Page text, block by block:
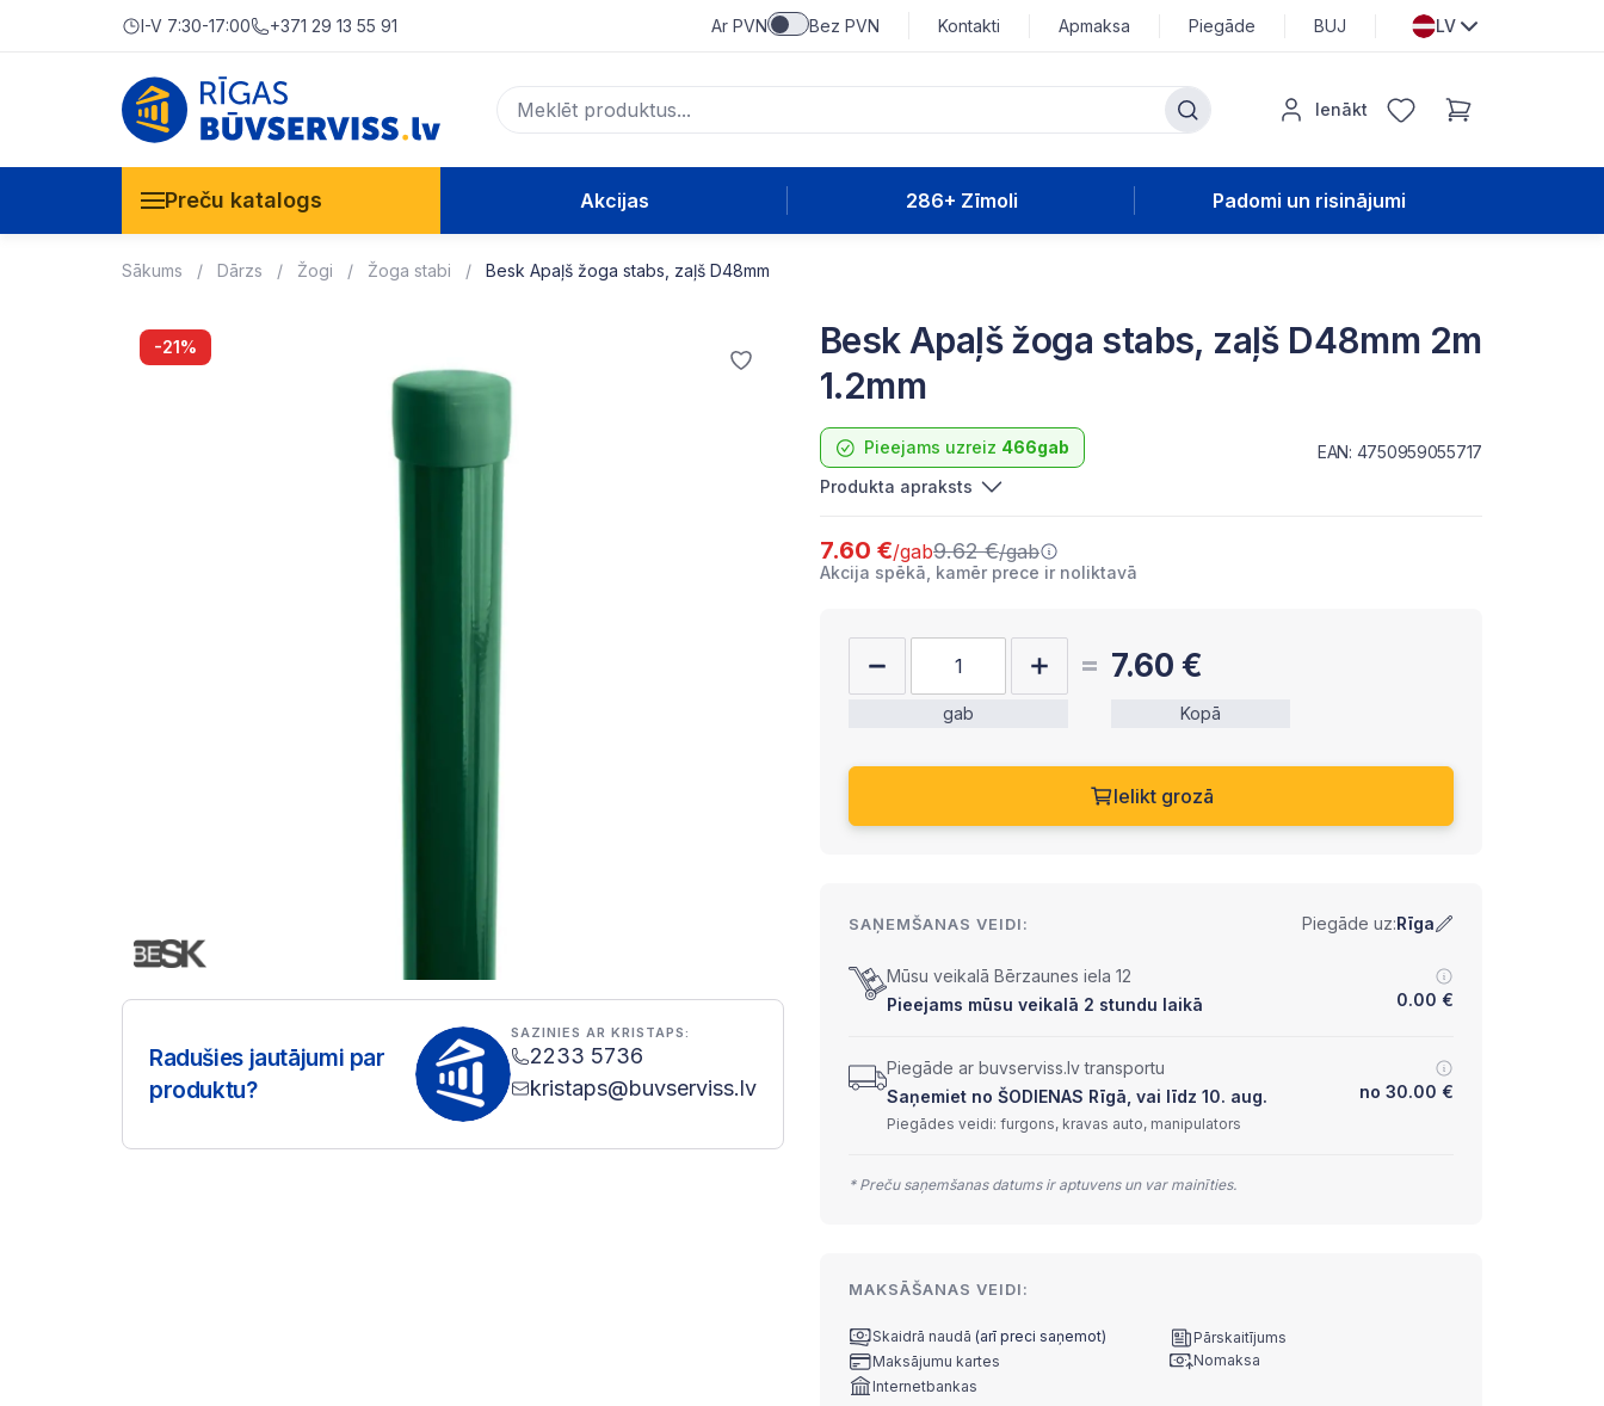
I-V 7:30-17:00 +371 29 13 55 91 Ar PVN Bez PVN Kontakti Apmaksa Piegāde BUJ LV
Ienākt
Preču katalogs Akcijas 286+ Zīmoli Padomi un risinājumi
Sākums Dārzs Žogi Žoga stabi Besk Apaļš žoga stabs, zaļš D48mm
-21%
Radušies jautājumi par
produktu?
SAZINIES AR KRISTAPS:
2233 5736
kristaps@buvserviss.lv
Besk Apaļš žoga stabs, zaļš D48mm 2m
1.2mm
Pieejams uzreiz 466gab
EAN: 4750959055717
Produkta apraksts
7.60 €/gab9.62 €/gab
Akcija spēkā, kamēr prece ir noliktavā
gab
7.60 €
Kopā
Ielikt grozā
SAŅEMŠANAS VEIDI: Piegāde uz:Rīga
Mūsu veikalā Bērzaunes iela 12
Pieejams mūsu veikalā 2 stundu laikā
0.00 €
Piegāde ar buvserviss.lv transportu
Saņemiet no ŠODIENAS Rīgā, vai līdz 10. aug.
no 30.00 €
Piegādes veidi: furgons, kravas auto, manipulators
* Preču saņemšanas datums ir aptuvens un var mainīties.
MAKSĀŠANAS VEIDI:
Skaidrā naudā (arī preci saņemot)
Maksājumu kartes
Internetbankas
Pārskaitījums
Nomaksa